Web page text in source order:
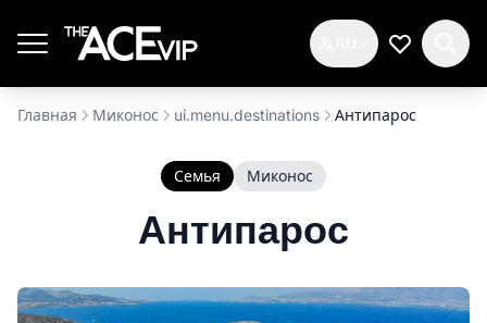
Мой
Главная Миконос ui.menu.destinations Антипарос
Семья Миконос
Антипарос